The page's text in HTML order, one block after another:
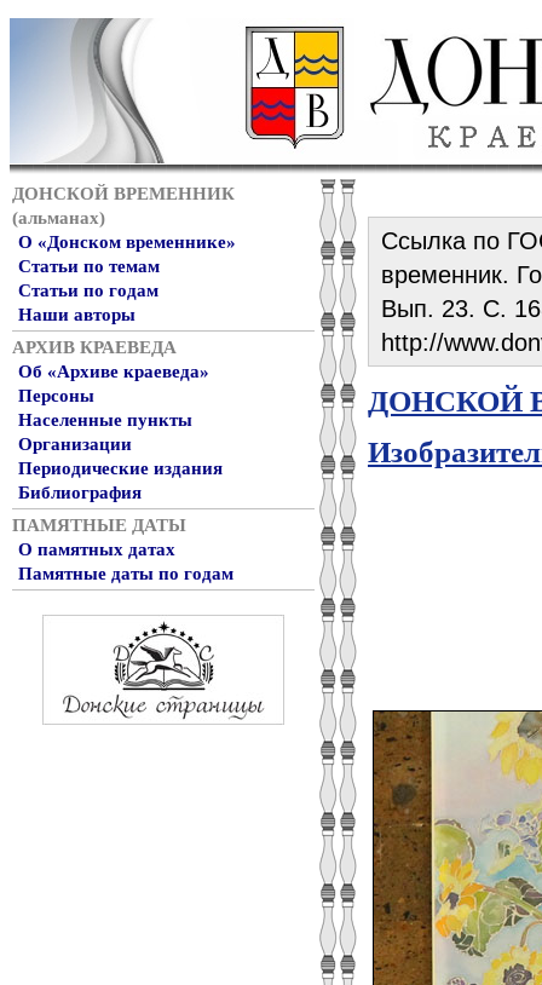
ДОНСКОЙ ВРЕМЕННИК
(альманах)
О «Донском временнике»
Статьи по темам
Статьи по годам
Наши авторы
АРХИВ КРАЕВЕДА
Об «Архиве краеведа»
Персоны
Населенные пункты
Организации
Периодические издания
Библиография
ПАМЯТНЫЕ ДАТЫ
О памятных датах
Памятные даты по годам
Ссылка по
временник.
Вып. 23. С.
http://
ДОНСКОЙ